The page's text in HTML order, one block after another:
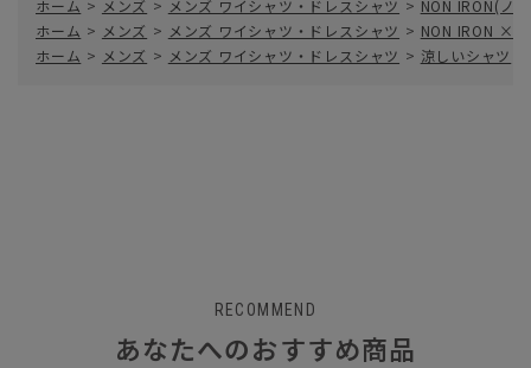
ホーム > メンズ > メンズ ワイシャツ・ドレスシャツ > NON IRON(ノ
ホーム > メンズ > メンズ ワイシャツ・ドレスシャツ > NON IRON ×
ホーム > メンズ > メンズ ワイシャツ・ドレスシャツ > 涼しいシャツ
RECOMMEND
あなたへのおすすめ商品